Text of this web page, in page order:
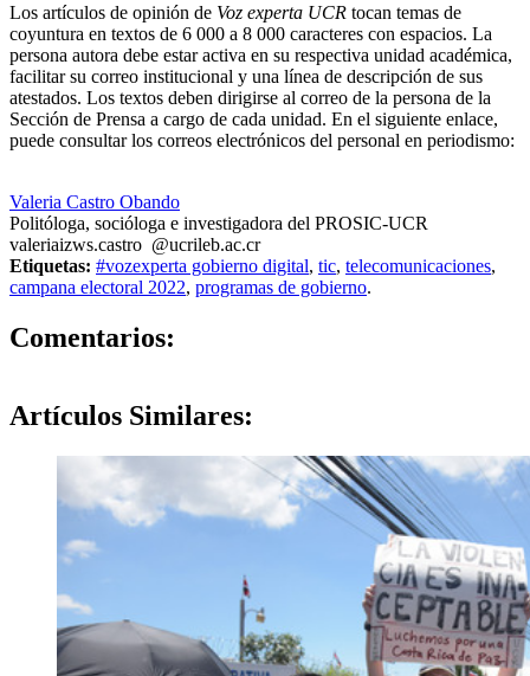
Los artículos de opinión de Voz experta UCR tocan temas de
coyuntura en textos de 6 000 a 8 000 caracteres con espacios. La
persona autora debe estar activa en su respectiva unidad académica,
facilitar su correo institucional y una línea de descripción de sus
atestados. Los textos deben dirigirse al correo de la persona de la
Sección de Prensa a cargo de cada unidad. En el siguiente enlace,
puede consultar los correos electrónicos del personal en periodismo:
Valeria Castro Obando
Politóloga, socióloga e investigadora del PROSIC-UCR
valeriaizws.castro @ucrileb.ac.cr
Etiquetas: #vozexperta gobierno digital, tic, telecomunicaciones,
campana electoral 2022, programas de gobierno.
Comentarios:
Artículos Similares: